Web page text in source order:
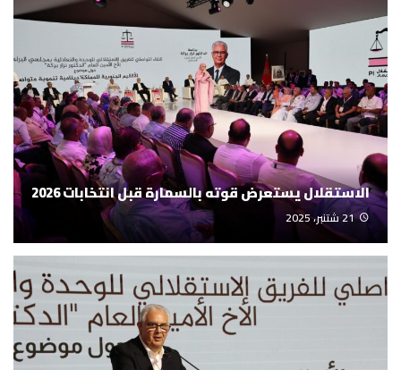
الاستقلال يستعرض قوته بالسمارة قبل انتخابات 2026
21 شتنبر، 2025